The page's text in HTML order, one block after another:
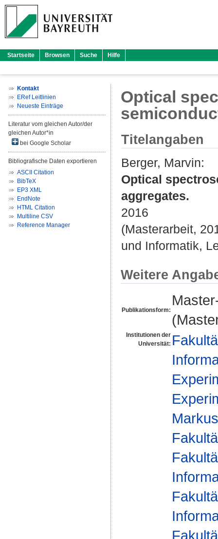
Startseite Browsen Suche Hilfe
Kontakt
ERef Leitlinien
Neueste Einträge
Literatur vom gleichen Autor/der
gleichen Autor*in
bei Google Scholar
Bibliografische Daten exportieren
ASCII Citation
BibTeX
EP3 XML
EndNote
HTML Citation
Multiline CSV
Reference Manager
Optical
Titelangaben
Berger, Marvin:
Optical
aggregates.
2016
(Masterarbeit,
und Informatik,
Weitere
Publikationsform:
Institutionen der
Universität: